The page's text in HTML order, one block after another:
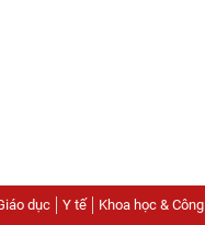
dục Y tế Khoa học &